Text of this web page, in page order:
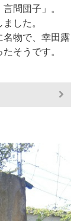
問団子」。
した。
名物で、幸田露
そうです。